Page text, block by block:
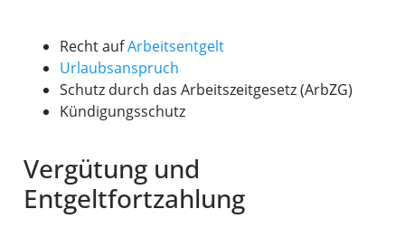
Recht aufArbeitsentgelt
Urlaubsanspruch
Schutz durch das Arbeitszeitgesetz (ArbZG)
Kündigungsschutz
Vergütung und
Entgeltfortzahlung